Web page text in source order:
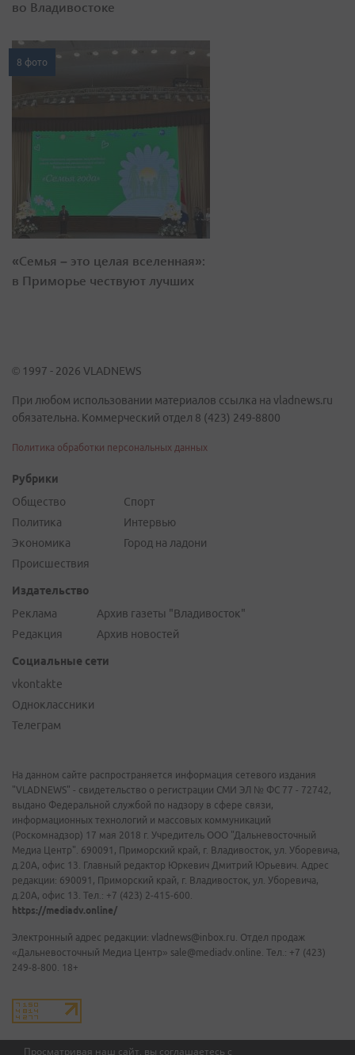
Просматривая наш сайт, вы соглашаетесь с
во Владивостоке
8 фото
«Семья – это целая вселенная»:
в Приморье чествуют лучших
© 1997 - 2026 VLADNEWS
При любом использовании материалов ссылка на vladnews.ru
обязательна. Коммерческий отдел 8 (423) 249-8800
Политика обработки персональных данных
Рубрики
Общество
Политика
Экономика
Происшествия
Спорт
Интервью
Город на ладони
Издательство
Реклама
Редакция
Архив газеты "Владивосток"
Архив новостей
Социальные сети
vkontakte
Одноклассники
Телеграм
На данном сайте распространяется информация сетевого издания
"VLADNEWS" - свидетельство о регистрации СМИ ЭЛ № ФС 77 - 72742,
выдано Федеральной службой по надзору в сфере связи,
информационных технологий и массовых коммуникаций
(Роскомнадзор) 17 мая 2018 г. Учредитель ООО "Дальневосточный
Медиа Центр". 690091, Приморский край, г. Владивосток, ул. Уборевича,
д.20А, офис 13. Главный редактор Юркевич Дмитрий Юрьевич. Адрес
редакции: 690091, Приморский край, г. Владивосток, ул. Уборевича,
д.20А, офис 13. Тел.: +7 (423) 2-415-600.
https://mediadv.online/
Электронный адрес редакции: vladnews@inbox.ru. Отдел продаж
«Дальневосточный Медиа Центр» sale@mediadv.online. Тел.: +7 (423)
249-8-800. 18+